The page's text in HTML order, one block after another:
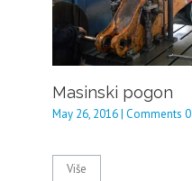
Masinski pogon
May 26, 2016 | Comments 0
Više